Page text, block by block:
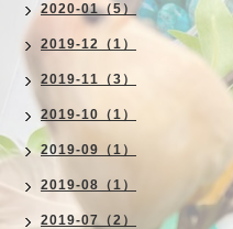
2020-01（5）
2019-12（1）
2019-11（3）
2019-10（1）
2019-09（1）
2019-08（1）
2019-07（2）